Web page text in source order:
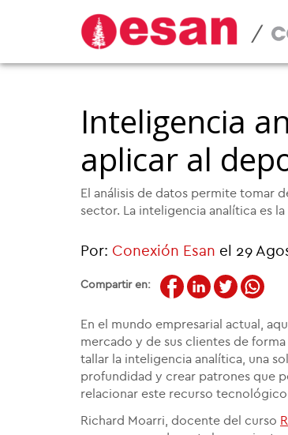
/
Inteligencia
aplicar al
El análisis de datos permite tomar
sector. La inteligencia analítica es
Por: Conexión Esan el 29
Compartir en:
En el mundo empresarial actual,
mercado y de sus clientes de
tallar la inteligencia analítica, una
profundidad y crear patrones que
relacionar este recurso
Richard Moarri, docente del curso